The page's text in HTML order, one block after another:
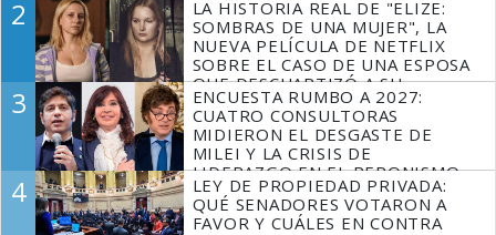
FUEGO
2
LA HISTORIA REAL DE "ELIZE:
SOMBRAS DE UNA MUJER", LA
NUEVA PELÍCULA DE NETFLIX
SOBRE EL CASO DE UNA ESPOSA
QUE DESCUARTIZÓ A SU
MARIDO
3
ENCUESTA RUMBO A 2027:
CUATRO CONSULTORAS
MIDIERON EL DESGASTE DE
MILEI Y LA CRISIS DE
LIDERAZGO EN EL PERONISMO
4
LEY DE PROPIEDAD PRIVADA:
QUÉ SENADORES VOTARON A
FAVOR Y CUÁLES EN CONTRA